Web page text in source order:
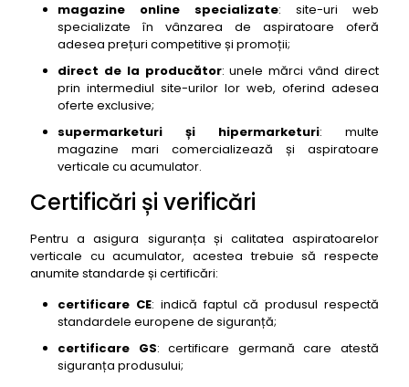
magazine online specializate: site-uri web
specializate în vânzarea de aspiratoare oferă
adesea prețuri competitive și promoții;
direct de la producător: unele mărci vând direct
prin intermediul site-urilor lor web, oferind adesea
oferte exclusive;
supermarketuri și hipermarketuri: multe
magazine mari comercializează și aspiratoare
verticale cu acumulator.
Certificări și verificări
Pentru a asigura siguranța și calitatea aspiratoarelor
verticale cu acumulator, acestea trebuie să respecte
anumite standarde și certificări:
certificare CE: indică faptul că produsul respectă
standardele europene de siguranță;
certificare GS: certificare germană care atestă
siguranța produsului;